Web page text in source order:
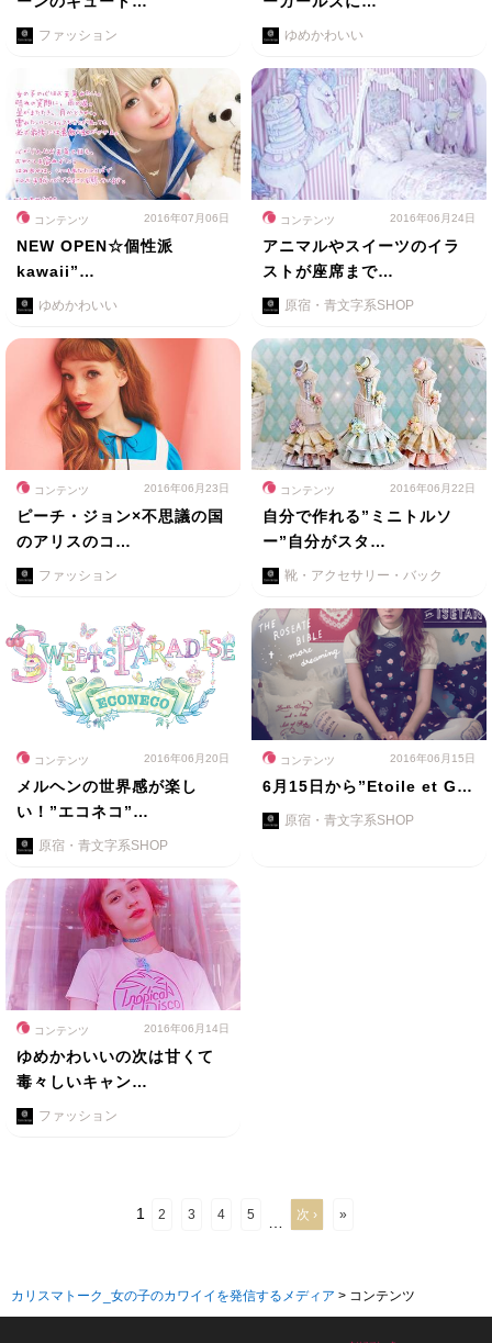
ファッション ゆめかわいい
コンテンツ 2016年07月06日
NEW OPEN☆個性派
kawaii”…
ゆめかわいい
コンテンツ 2016年06月24日
アニマルやスイーツのイラ
ストが座席まで…
原宿・青文字系SHOP
コンテンツ 2016年06月23日
ピーチ・ジョン×不思議の国
のアリスのコ…
ファッション
コンテンツ 2016年06月22日
自分で作れる”ミニトルソ
ー”自分がスタ…
靴・アクセサリー・バック
コンテンツ 2016年06月20日
メルヘンの世界感が楽し
い！”エコネコ”…
原宿・青文字系SHOP
コンテンツ 2016年06月15日
6月15日から”Etoile et G…
原宿・青文字系SHOP
コンテンツ 2016年06月14日
ゆめかわいいの次は甘くて
毒々しいキャン…
ファッション
1 2 3 4 5 次 › »
カリスマトーク_女の子のカワイイを発信するメディア > コンテンツ